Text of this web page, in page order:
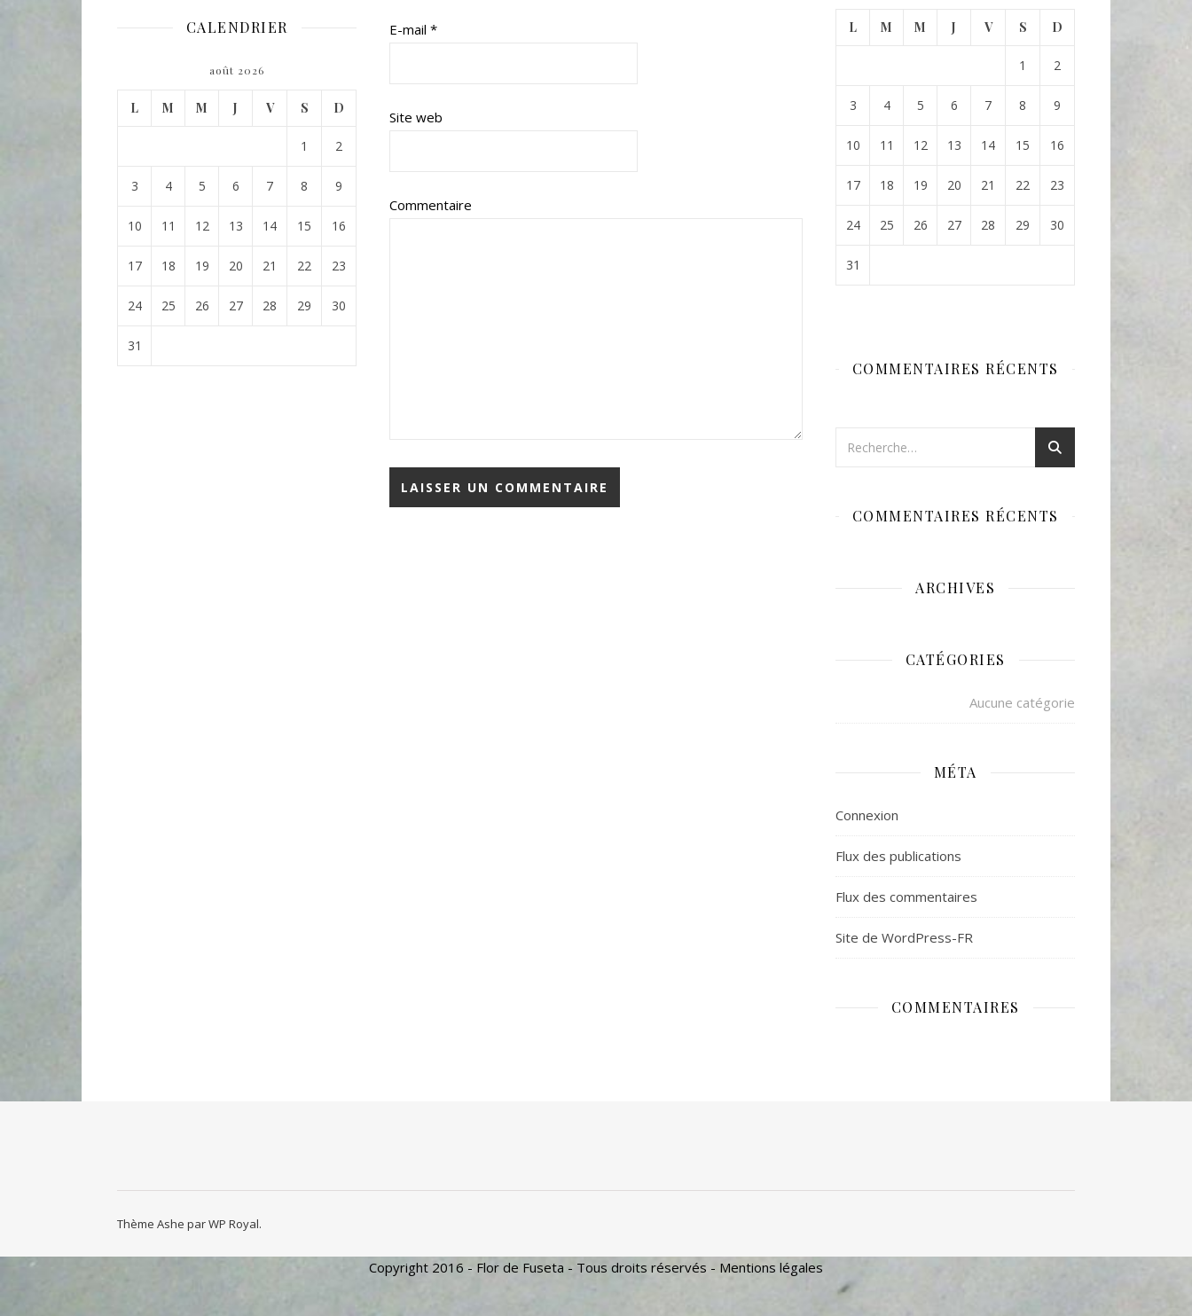
CALENDRIER
août 2026
L M M J V S D
1 2
3 4 5 6 7 8 9
10 11 12 13 14 15 16
17 18 19 20 21 22 23
24 25 26 27 28 29 30
31
E-mail *
Site web
Commentaire
L M M J V S D
1 2
3 4 5 6 7 8 9
10 11 12 13 14 15 16
17 18 19 20 21 22 23
24 25 26 27 28 29 30
31
COMMENTAIRES RÉCENTS
COMMENTAIRES RÉCENTS
ARCHIVES
CATÉGORIES
Aucune catégorie
MÉTA
Connexion
Flux des publications
Flux des commentaires
Site de WordPress-FR
COMMENTAIRES
Thème Ashe parWP Royal.
Copyright 2016 - Flor de Fuseta - Tous droits réservés - Mentions légales